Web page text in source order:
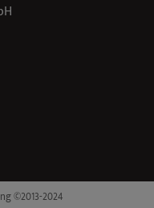
©2013-2024